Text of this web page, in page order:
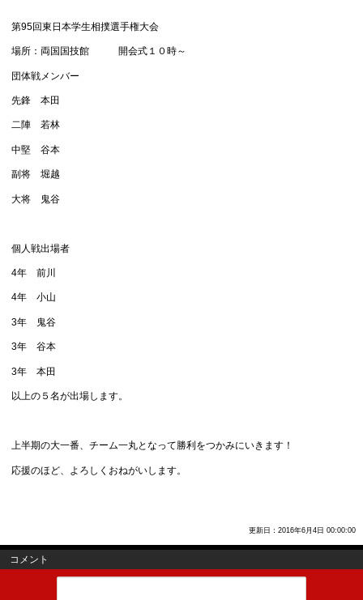
第95回東日本学生相撲選手権大会
場所：両国国技館 開会式１０時～
団体戦メンバー
先鋒 本田
二陣 若林
中堅 谷本
副将 堀越
大将 鬼谷
個人戦出場者
4年 前川
4年 小山
3年 鬼谷
3年 谷本
3年 本田
以上の５名が出場します。
上半期の大一番、チーム一丸となって勝利をつかみにいきます！
応援のほど、よろしくおねがいします。
更新日：2016年6月4日 00:00:00
コメント